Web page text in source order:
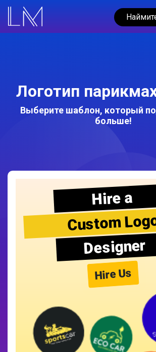
Логотип
Выберите шаблон, который
больше!
Hire a
Custom
Designer
Hire Us